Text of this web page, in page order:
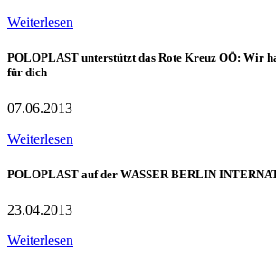
Weiterlesen
POLOPLAST unterstützt das Rote Kreuz OÖ: Wir
für dich
07.06.2013
Weiterlesen
POLOPLAST auf der WASSER BERLIN
23.04.2013
Weiterlesen